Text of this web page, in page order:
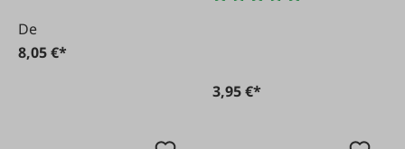
De
8,05 €*
3,95 €*